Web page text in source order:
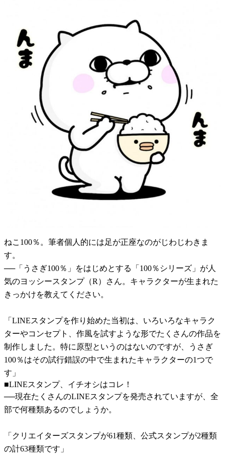
ねこ100％。筆者個人的には足が正座なのがじわじわきま
す。
──「うさぎ100％」をはじめとする「100％シリーズ」が人
気のヨッシースタンプ（R）さん。キャラクターが生まれた
きっかけを教えてください。
「LINEスタンプを作り始めた当初は、いろいろなキャラク
ターやコンセプト、作風を試すような形でたくさんの作品を
制作しました。特に原型というのはないのですが、うさぎ
100％はその試行錯誤の中で生まれたキャラクターの1つで
す」
■LINEスタンプ、イチオシはコレ！
──現在たくさんのLINEスタンプを発売されていますが、全
部で何種類あるのでしょうか。
「クリエイターズスタンプが61種類、公式スタンプが2種類
の計63種類です」